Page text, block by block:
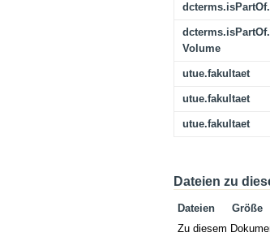
Volume
utue.fakultaet
utue.fakultaet
utue.fakultaet
Dateien zu
Dateien Größe
Zu diesem